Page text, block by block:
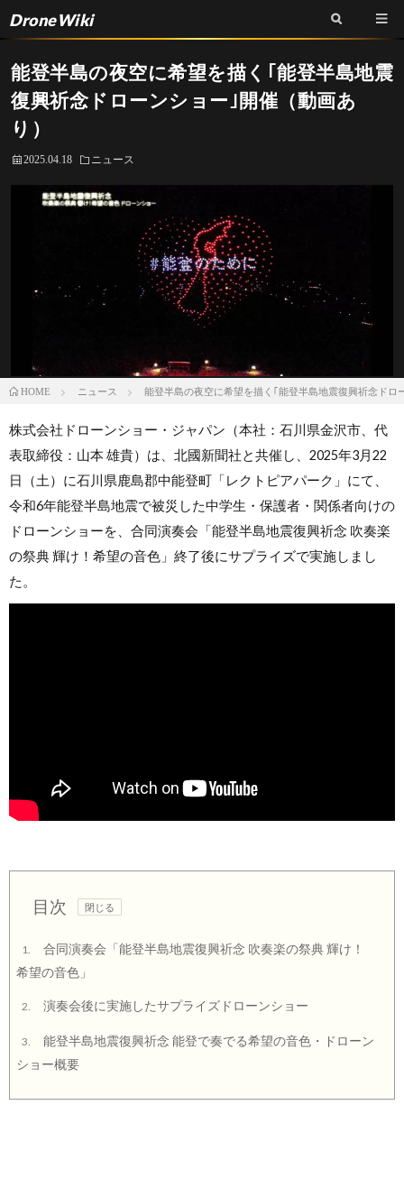
DroneWiki
能登半島の夜空に希望を描く｢能登半島地震
復興祈念ドローンショー｣開催（動画あ
り）
2025.04.18 ニュース
HOME ニュース 能登半島の夜空に希望を描く｢能登半島地震復興祈念ドロ
株式会社ドローンショー・ジャパン（本社：石川県金沢市、代
表取締役：山本 雄貴）は、北國新聞社と共催し、2025年3月22
日（土）に石川県鹿島郡中能登町「レクトピアパーク」にて、
令和6年能登半島地震で被災した中学生・保護者・関係者向けの
ドローンショーを、合同演奏会「能登半島地震復興祈念 吹奏楽
の祭典 輝け！希望の音色」終了後にサプライズで実施しまし
た。
目次
1.
合同演奏会「能登半島地震復興祈念 吹奏楽の祭典 輝け！
希望の音色」
2. 演奏会後に実施したサプライズドローンショー
3.
能登半島地震復興祈念 能登で奏でる希望の音色・ドローン
ショー概要